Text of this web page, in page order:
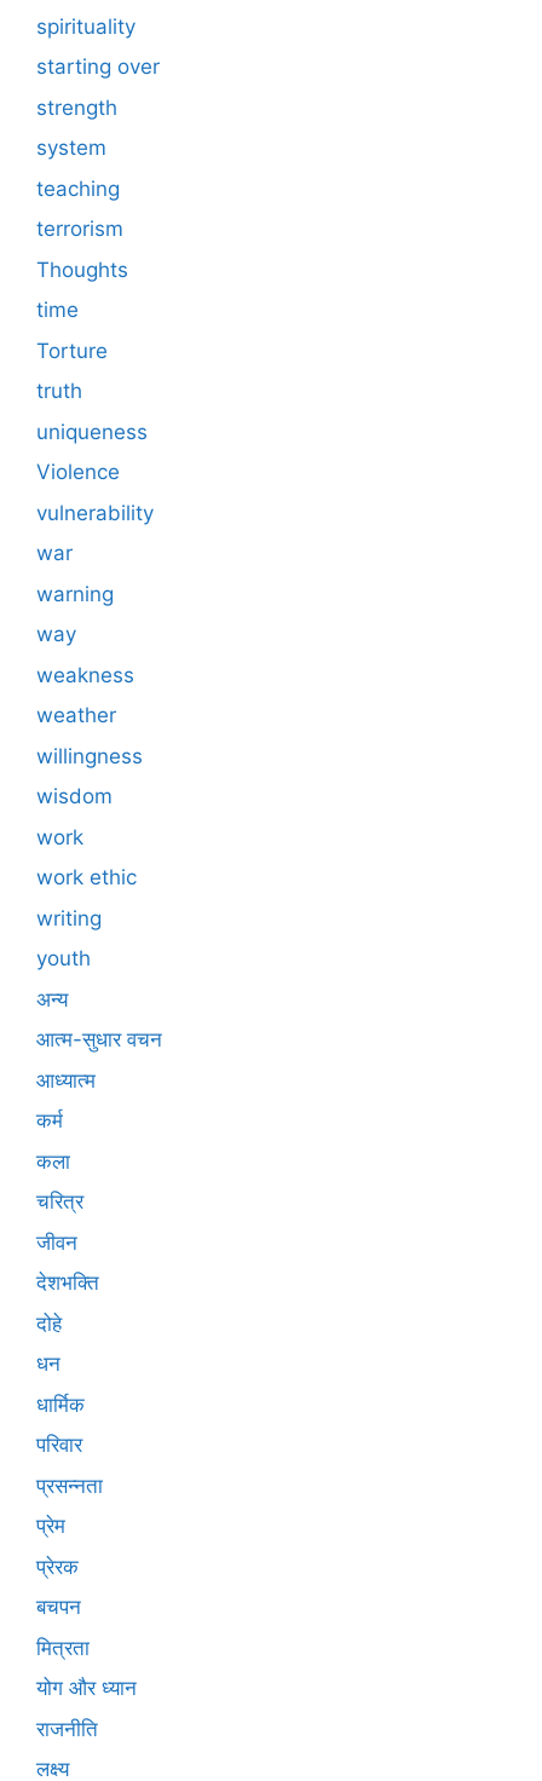
spirituality
starting over
strength
system
teaching
terrorism
Thoughts
time
Torture
truth
uniqueness
Violence
vulnerability
war
warning
way
weakness
weather
willingness
wisdom
work
work ethic
writing
youth
अन्य
आत्म-सुधार वचन
आध्यात्म
कर्म
कला
चरित्र
जीवन
देशभक्ति
दोहे
धन
धार्मिक
परिवार
प्रसन्नता
प्रेम
प्रेरक
बचपन
मित्रता
योग और ध्यान
राजनीति
लक्ष्य